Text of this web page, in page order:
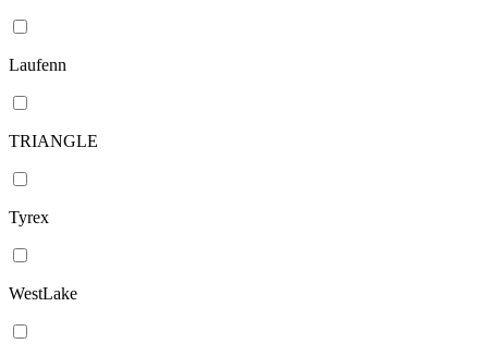
Laufenn
TRIANGLE
Tyrex
WestLake